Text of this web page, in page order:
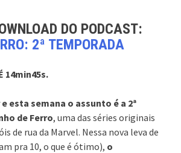
DO PODCAST:
2ª TEMPORADA
14min45s.
e esta semana o assunto é a 2ª
de Ferro, uma das séries originais
de rua da Marvel. Nessa nova leva de
pra 10, o que é ótimo), o